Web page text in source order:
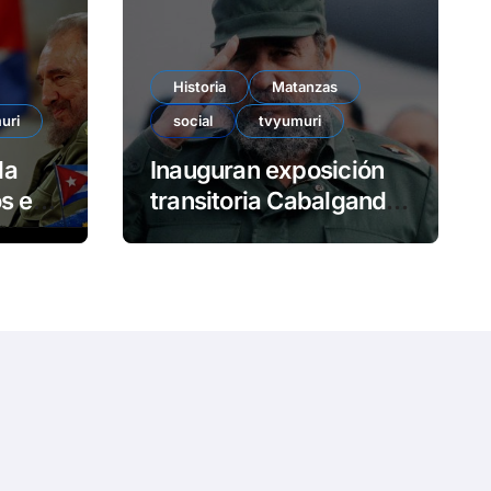
Historia
Matanzas
social
tvyumuri
Inauguran exposición
transitoria Cabalgando
con Fidel